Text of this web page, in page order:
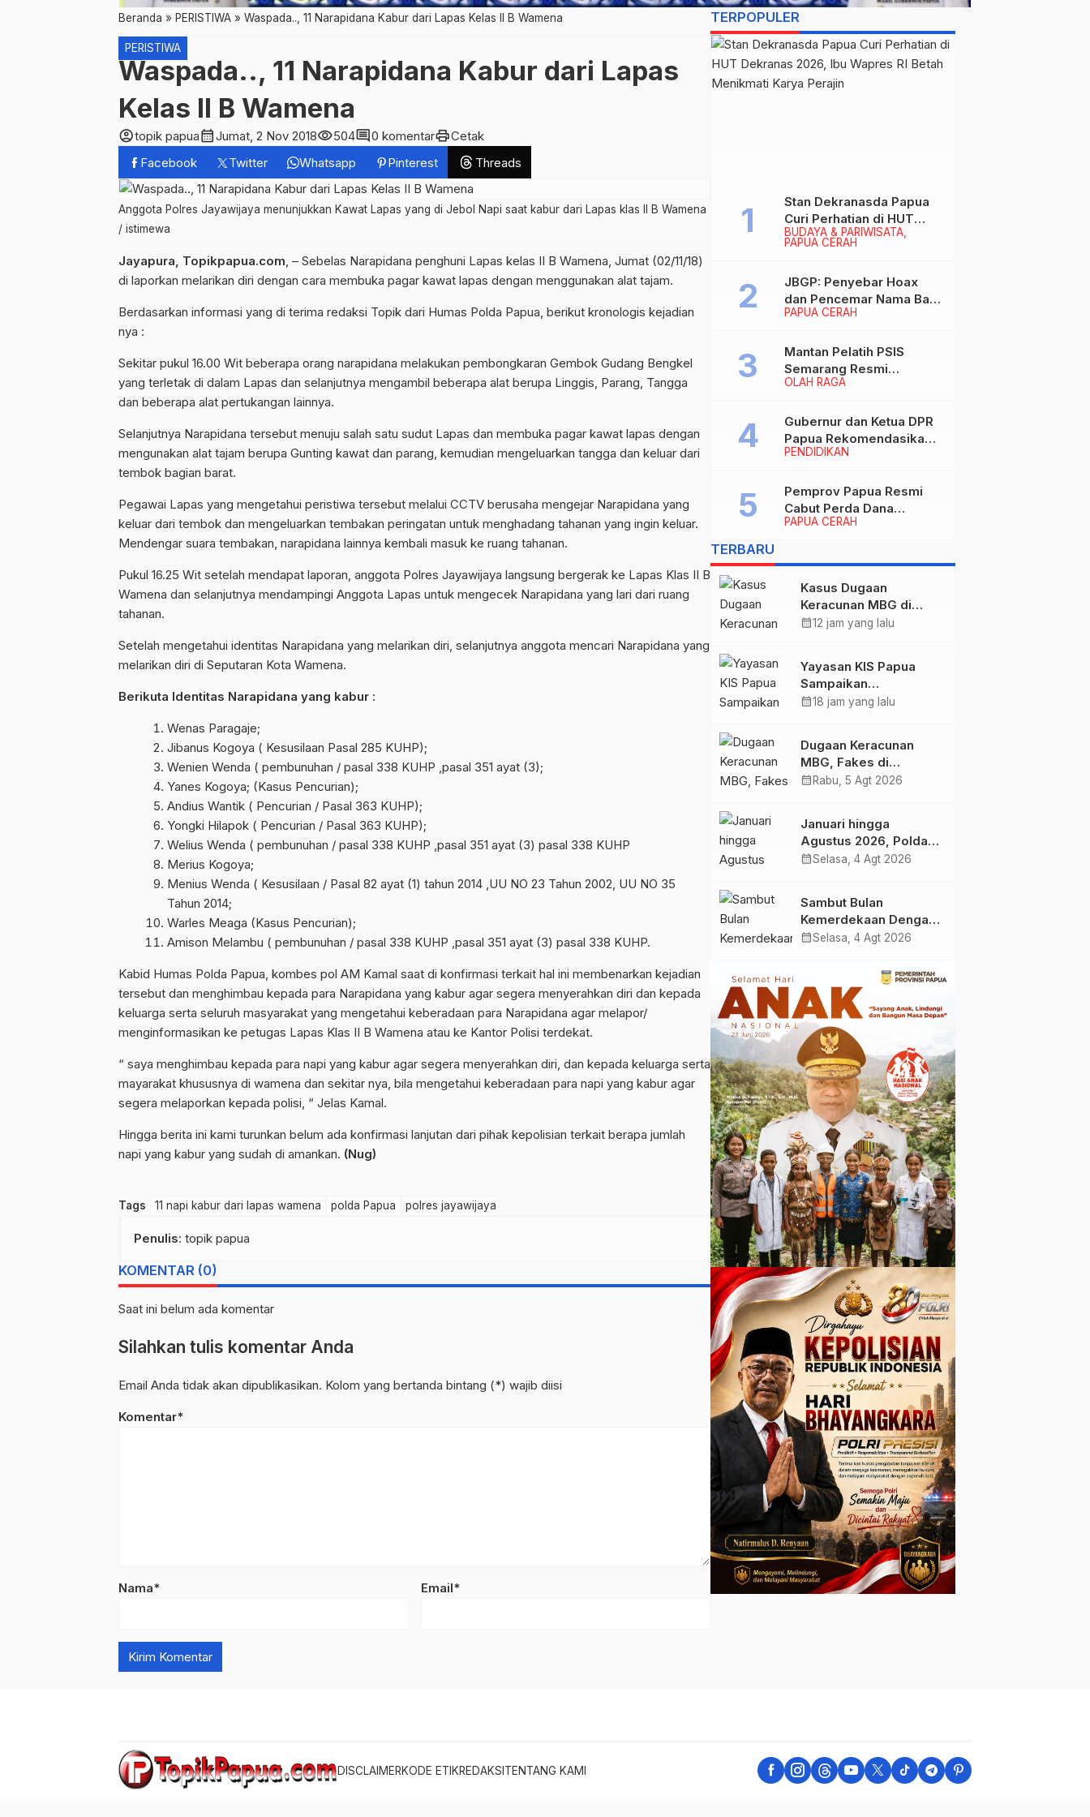
Beranda » PERISTIWA » Waspada.., 11 Narapidana Kabur dari Lapas Kelas II B Wamena
PERISTIWA
Waspada.., 11 Narapidana Kabur dari Lapas
Kelas II B Wamena
account_circletopik papuacalendar_monthJumat, 2 Nov 2018visibility504comment0 komentarprintCetak
Facebook
Twitter Whatsapp Pinterest Threads
Anggota Polres Jayawijaya menunjukkan Kawat Lapas yang di Jebol Napi saat kabur dari Lapas klas II B Wamena
/ istimewa
Jayapura, Topikpapua.com, – Sebelas Narapidana penghuni Lapas kelas II B Wamena, Jumat (02/11/18)
di laporkan melarikan diri dengan cara membuka pagar kawat lapas dengan menggunakan alat tajam.
Berdasarkan informasi yang di terima redaksi Topik dari Humas Polda Papua, berikut kronologis kejadian
nya :
Sekitar pukul 16.00 Wit beberapa orang narapidana melakukan pembongkaran Gembok Gudang Bengkel
yang terletak di dalam Lapas dan selanjutnya mengambil beberapa alat berupa Linggis, Parang, Tangga
dan beberapa alat pertukangan lainnya.
Selanjutnya Narapidana tersebut menuju salah satu sudut Lapas dan membuka pagar kawat lapas dengan
mengunakan alat tajam berupa Gunting kawat dan parang, kemudian mengeluarkan tangga dan keluar dari
tembok bagian barat.
Pegawai Lapas yang mengetahui peristiwa tersebut melalui CCTV berusaha mengejar Narapidana yang
keluar dari tembok dan mengeluarkan tembakan peringatan untuk menghadang tahanan yang ingin keluar.
Mendengar suara tembakan, narapidana lainnya kembali masuk ke ruang tahanan.
Pukul 16.25 Wit setelah mendapat laporan, anggota Polres Jayawijaya langsung bergerak ke Lapas Klas II B
Wamena dan selanjutnya mendampingi Anggota Lapas untuk mengecek Narapidana yang lari dari ruang
tahanan.
Setelah mengetahui identitas Narapidana yang melarikan diri, selanjutnya anggota mencari Narapidana yang
melarikan diri di Seputaran Kota Wamena.
Berikuta Identitas Narapidana yang kabur :
Wenas Paragaje;
Jibanus Kogoya ( Kesusilaan Pasal 285 KUHP);
Wenien Wenda ( pembunuhan / pasal 338 KUHP ,pasal 351 ayat (3);
Yanes Kogoya; (Kasus Pencurian);
Andius Wantik ( Pencurian / Pasal 363 KUHP);
Yongki Hilapok ( Pencurian / Pasal 363 KUHP);
Welius Wenda ( pembunuhan / pasal 338 KUHP ,pasal 351 ayat (3) pasal 338 KUHP
Merius Kogoya;
Menius Wenda ( Kesusilaan / Pasal 82 ayat (1) tahun 2014 ,UU NO 23 Tahun 2002, UU NO 35
Tahun 2014;
Warles Meaga (Kasus Pencurian);
Amison Melambu ( pembunuhan / pasal 338 KUHP ,pasal 351 ayat (3) pasal 338 KUHP.
Kabid Humas Polda Papua, kombes pol AM Kamal saat di konfirmasi terkait hal ini membenarkan kejadian
tersebut dan menghimbau kepada para Narapidana yang kabur agar segera menyerahkan diri dan kepada
keluarga serta seluruh masyarakat yang mengetahui keberadaan para Narapidana agar melapor/
menginformasikan ke petugas Lapas Klas II B Wamena atau ke Kantor Polisi terdekat.
“ saya menghimbau kepada para napi yang kabur agar segera menyerahkan diri, dan kepada keluarga serta
mayarakat khususnya di wamena dan sekitar nya, bila mengetahui keberadaan para napi yang kabur agar
segera melaporkan kepada polisi, “ Jelas Kamal.
Hingga berita ini kami turunkan belum ada konfirmasi lanjutan dari pihak kepolisian terkait berapa jumlah
napi yang kabur yang sudah di amankan. (Nug)
Tags 11 napi kabur dari lapas wamena polda Papua polres jayawijaya
Penulis: topik papua
KOMENTAR (0)
Saat ini belum ada komentar
Silahkan tulis komentar Anda
Email Anda tidak akan dipublikasikan. Kolom yang bertanda bintang (*) wajib diisi
Komentar*
Nama* Email*
TERPOPULER
BUDAYA & PARIWISATA
PAPUA CERAH
Stan Dekranasda Papua
Curi Perhatian di HUT
Dekranas 2026, Ibu
PAPUA CERAH
JBGP: Penyebar Hoax
dan Pencemar Nama Baik
Gubernur Papua Siap
Hukum!
OLAH RAGA
Mantan Pelatih PSIS
Semarang Resmi
Nakhodahi Persipura
PENDIDIKAN
Gubernur dan Ketua DPR
Papua Rekomendasikan
Ade Yamin Jabat Rektor
periode 2026–2030
PAPUA CERAH
Pemprov Papua Resmi
Cabut Perda Dana
Cadangan, Dialihkan
Pembangunan dan
TERBARU
Kasus Dugaan
Keracunan MBG di
Kabupaten Jayapura,
calendar_month12 jam yang lalu
Yayasan KIS Papua
Sampaikan
Permohonan Maaf dan
Keracunan MBG di
Depapre
calendar_month18 jam yang lalu
Dugaan Keracunan
MBG, Fakes di
Kabupaten Jayapura
calendar_month Rabu, 5 Agt 2026
Januari hingga
Agustus 2026, Polda
Papua Berhasil Ungkap
calendar_monthSelasa, 4 Agt 2026
Sambut Bulan
Kemerdekaan Dengan
Promo ‘TORANG’ dari
calendar_monthSelasa, 4 Agt 2026
DISCLAIMERKODE ETIKREDAKSI TENTANG KAMI